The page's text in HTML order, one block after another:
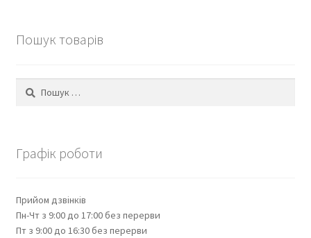
Пошук товарів
Пошук:
Графік роботи
Прийом дзвінків
Пн-Чт з 9:00 до 17:00 без перерви
Пт з 9:00 до 16:30 без перерви